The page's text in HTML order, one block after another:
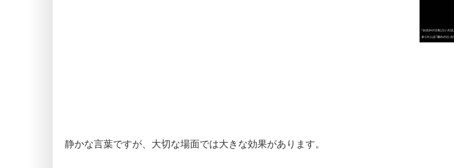
静かな言葉ですが、大切な場面では大きな効果があります。
3